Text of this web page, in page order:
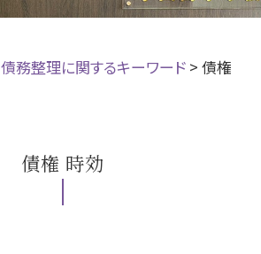
債務整理に関するキーワード > 債権
債権 時効